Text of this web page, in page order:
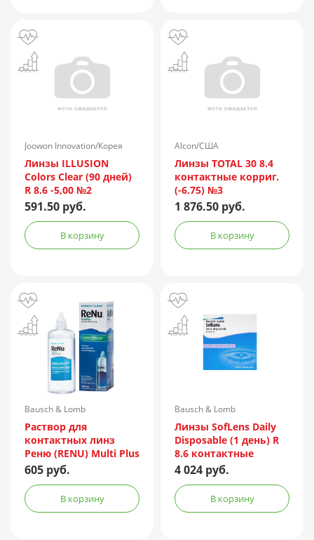
Joowon Innovation/Корея
Линзы ILLUSION
Colors Clear (90 дней)
R 8.6 -5,00 №2
591.50 руб.
В корзину
Alcon/США
Линзы TOTAL 30 8.4
контактные корриг.
(-6.75) №3
1 876.50 руб.
В корзину
Bausch & Lomb
Incorporated/Италия
Раствор для
контактных линз
Реню (RENU) Multi Plus
360мл + контейнер
605 руб.
В корзину
Bausch & Lomb
Линзы SofLens Daily
Disposable (1 день) R
8.6 контактные
мягкие корриг. -1,50
4 024 руб.
В корзину